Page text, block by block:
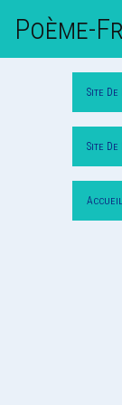
Poème-Fr
Site De
Site De
Accueil